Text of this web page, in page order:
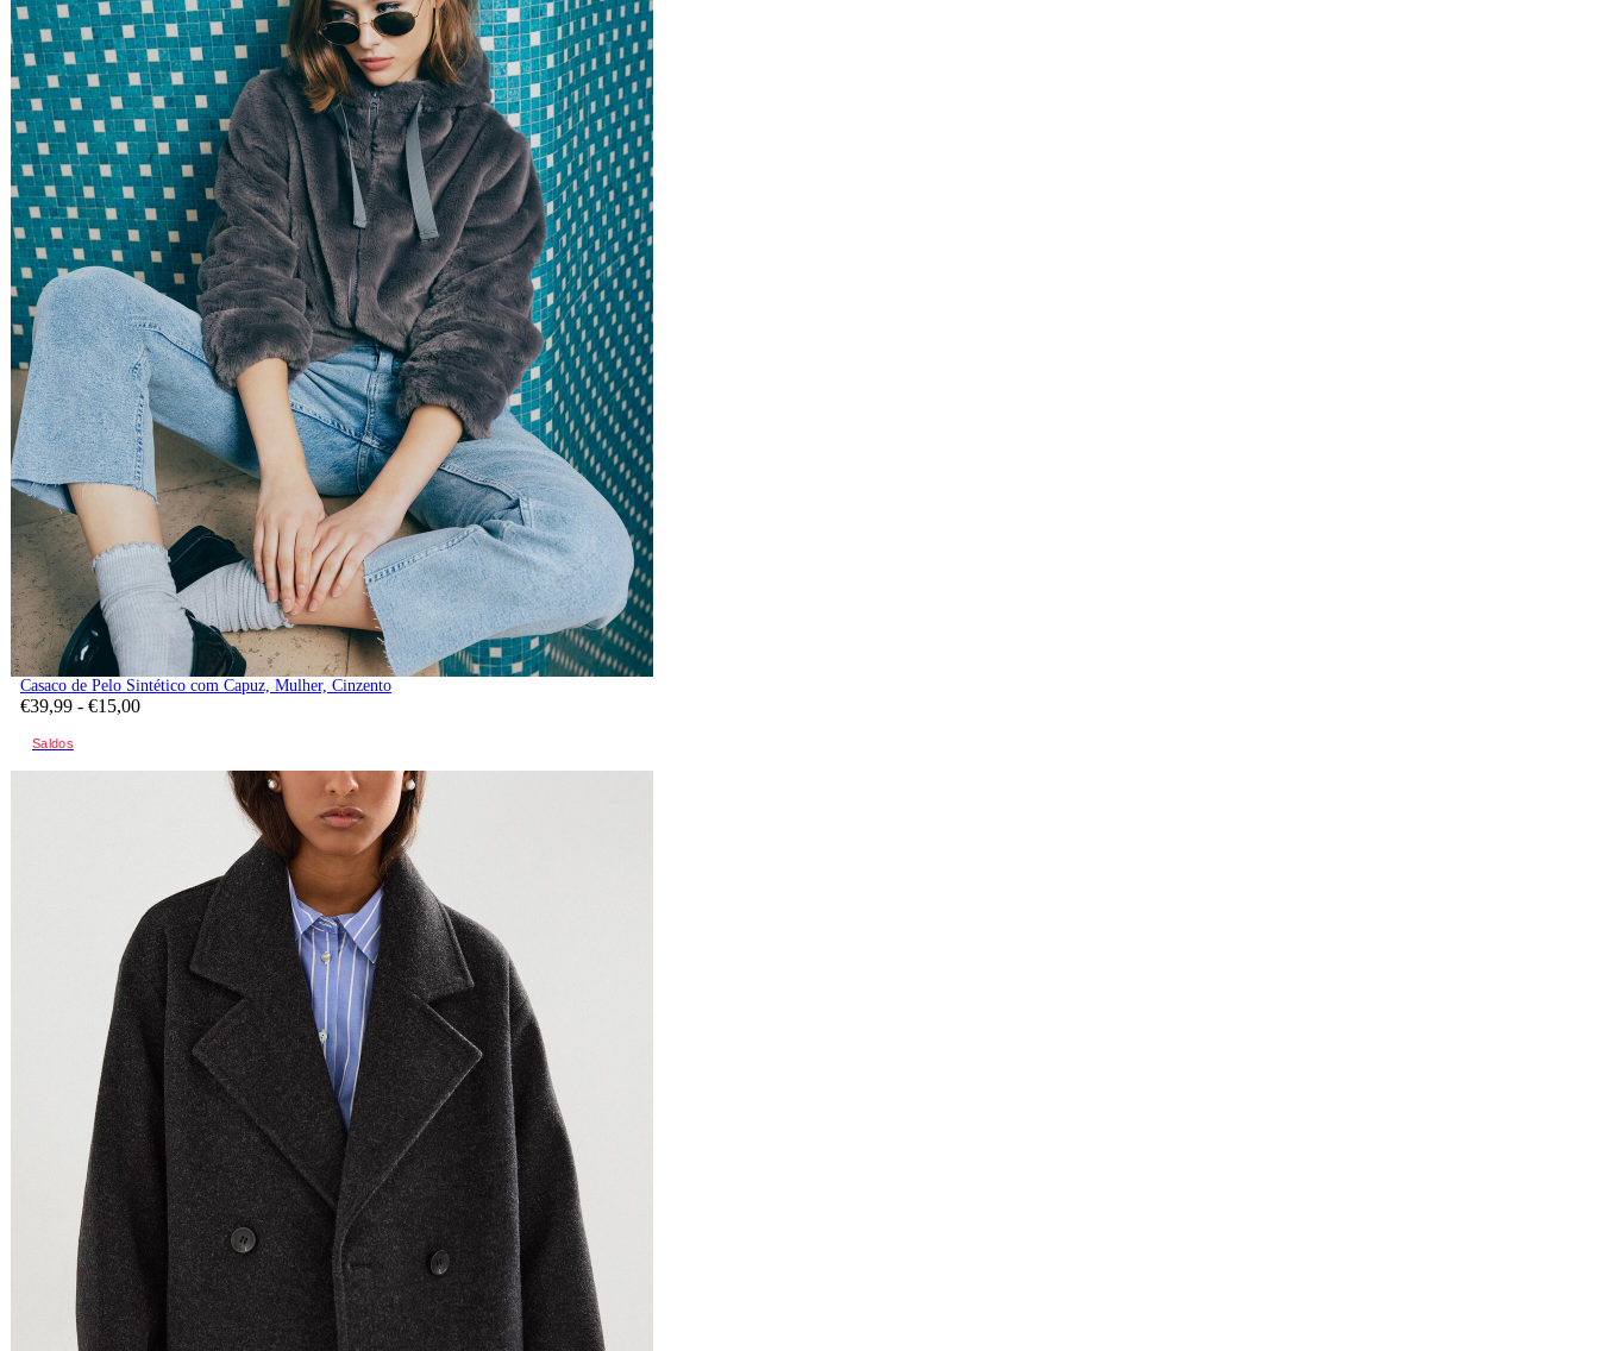
Casaco de Pelo Sintético com Capuz, Mulher, Cinzento
€39,99 - €15,00
Saldos